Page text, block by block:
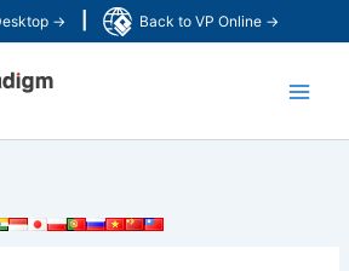
→ Back to VP Online →